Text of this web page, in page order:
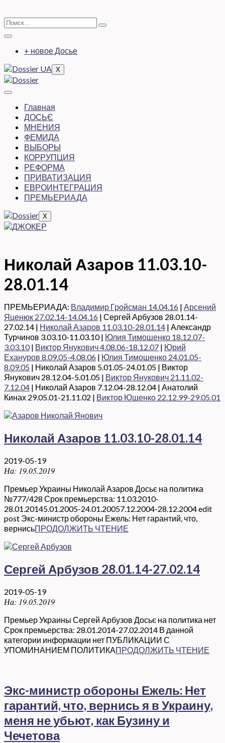
+ новое Досье
X
Главная
ДОСЬЄ
МНЕНИЯ
ФЕМИДА
ВЫБОРЫ
КОРРУПЦИЯ
РЕФОРМА
ПРИВАТИЗАЦИЯ
ЕВРОИНТЕГРАЦИЯ
ПРЕМЬЕРИАДА
X
Николай Азаров 11.03.10-
28.01.14
ПРЕМЬЕРИАДА: Владимир Гройсман 14.04.16 | Арсений
Яценюк 27.02.14-14.04.16 | Сергей Арбузов 28.01.14-
27.02.14 | Николай Азаров 11.03.10-28.01.14 | Александр
Турчинов 3.03.10-11.03.10 | Юлия Тимошенко 18.12.07-
3.03.10| Виктор Янукович 4.08.06-18.12.07 | Юрий
Ехануров 8.09.05-4.08.06 | Юлия Тимошенко 24.01.05-
8.09.05 | Николай Азаров 5.01.05-24.01.05 | Виктор
Янукович 28.12.04-5.01.05 | Виктор Янукович 21.11.02-
7.12.04 | Николай Азаров 7.12.04-28.12.04 | Анатолий
Кинах 29.05.01-21.11.02 | Виктор Ющенко 22.12.99-29.05.01
Николай Азаров 11.03.10-28.01.14
2019-05-19
На: 19.05.2019
Премьер Украины Николай Азаров Досьє на политика
№777/428 Срок премьерства: 11.03.2010-
28.01.20145.01.2005-24.01.20057.12.2004-28.12.2004 edit
post Экс-министр обороны Ежель: Нет гарантий, что,
вернисьПРОДОЛЖИТЬ ЧТЕНИЕ
Сергей Арбузов 28.01.14-27.02.14
2019-05-19
На: 19.05.2019
Премьер Украины Сергей Арбузов Досьє на политика нет
Срок премьерства: 28.01.2014-27.02.2014 В данной
категории информации нет ПУБЛИКАЦИИ С
УПОМИНАНИЕМ ПОЛИТИКАПРОДОЛЖИТЬ ЧТЕНИЕ
Экс-министр обороны Ежель: Нет
гарантий, что, вернись я в Украину,
меня не убьют, как Бузину и
Чечетова